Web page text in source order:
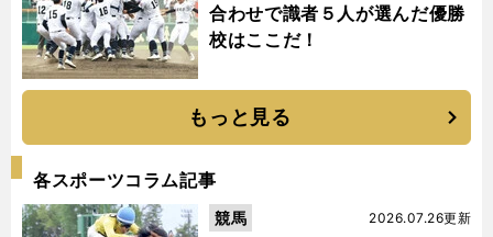
合わせで識者５人が選んだ優勝
校はここだ！
もっと見る
各スポーツコラム記事
2026.07.26更新
競馬